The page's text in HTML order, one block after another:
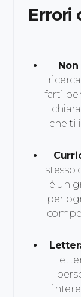
Errori
farti
che ti
stesso
è un
per